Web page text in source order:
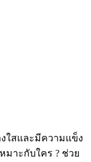
ใสและมีความแข็ง
มาะกับใคร ? ช่วย